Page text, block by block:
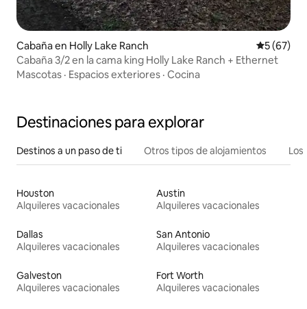
Cabaña en Holly Lake Ranch
5 (67)
Cabaña 3/2 en la cama king Holly Lake Ranch + Ethernet
Mascotas · Espacios exteriores · Cocina
Destinaciones para explorar
Destinos a un paso de ti Otros tipos de alojamientos
Houston
Alquileres vacacionales
Austin
Alquileres vacacionales
Dallas
Alquileres vacacionales
San Antonio
Alquileres vacacionales
Galveston
Alquileres vacacionales
Fort Worth
Alquileres vacacionales